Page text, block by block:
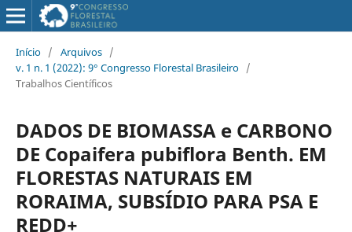
Início / Arquivos /
v. 1 n. 1 (2022): 9° Congresso Florestal Brasileiro /
Trabalhos Científicos
DADOS DE BIOMASSA e CARBONO
DE Copaifera pubiflora Benth. EM
FLORESTAS NATURAIS EM
RORAIMA, SUBSÍDIO PARA PSA E
REDD+